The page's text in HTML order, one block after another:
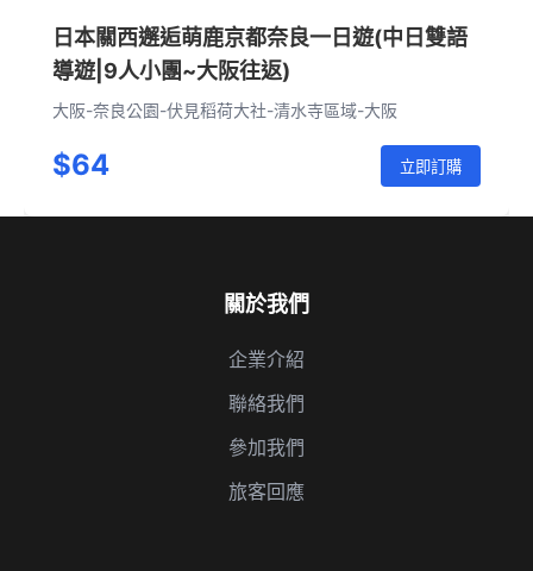
日本關西邂逅萌鹿京都奈良一日遊(中日雙語
導遊|9人小團~大阪往返)
大阪-奈良公園-伏見稻荷大社-清水寺區域-大阪
$64 立即訂購
關於我們
企業介紹
聯絡我們
參加我們
旅客回應